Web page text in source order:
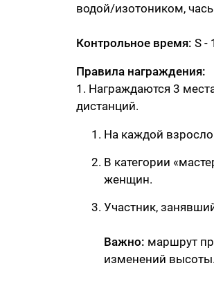
водой/изотоником,
Контрольное время: S -
Правила награждения:
1. Награждаются 3
дистанций.
На каждой
В категории
женщин.
Участник,
Важно: маршрут
изменений высоты.